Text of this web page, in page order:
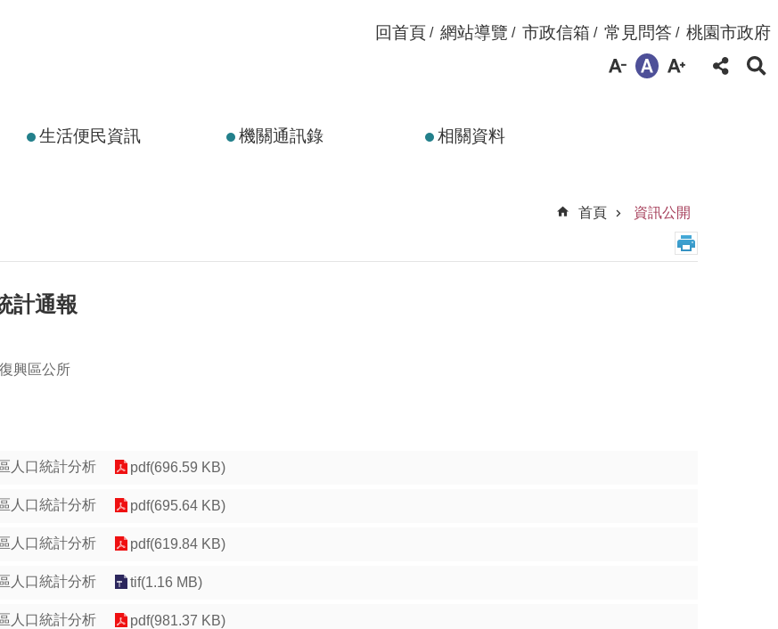
回首頁 網站導覽 市政信箱 常見問答 桃園市政府
生活便民資訊 機關通訊錄 相關資料
首頁
資訊公開
計通報
興區公所
人口統計分析 pdf(696.59 KB)
人口統計分析 pdf(695.64 KB)
人口統計分析 pdf(619.84 KB)
人口統計分析 tif(1.16 MB)
人口統計分析 pdf(981.37 KB)